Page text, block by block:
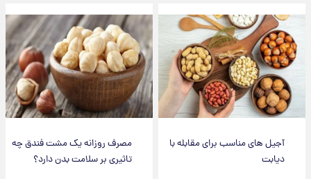
آجیل های مناسب برای مقابله با
دیابت
مصرف روزانه یک مشت فندق چه
تاثیری بر سلامت بدن دارد؟